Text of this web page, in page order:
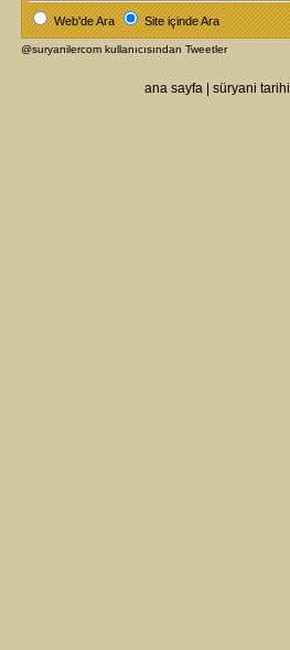
Web'de Ara Site içinde Ara
@suryanilercom kullanıcısından Tweetler
ana sayfa süryani tarihi